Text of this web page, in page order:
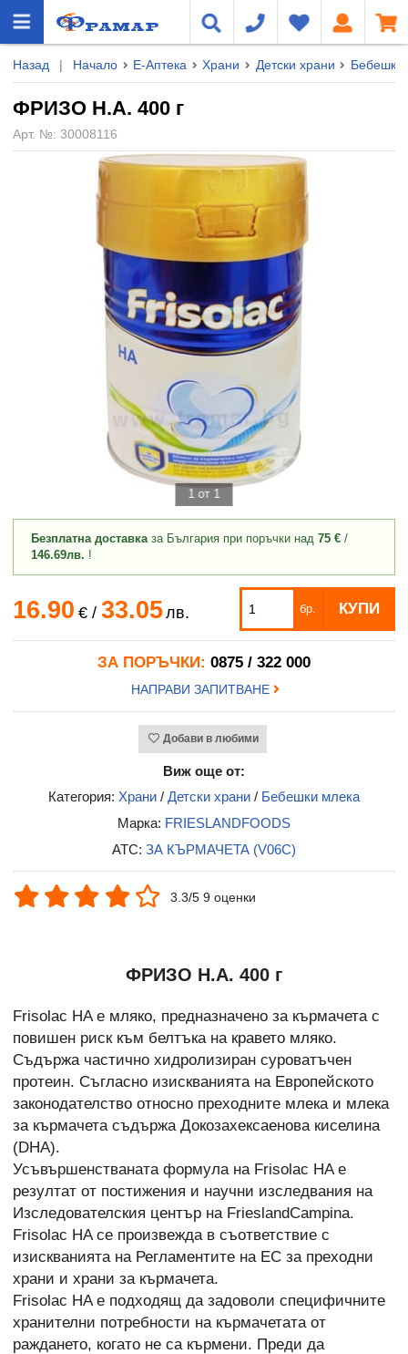
Назад | Начало Е-Аптека Храни Детски храни Бебешки
ФРИЗО Н.А. 400 г
Арт. №: 30008116
1 от 1
Безплатна доставказа България при поръчки над 75 € /
146.69лв. !
16.90 €/ 33.05лв. бр. КУПИ
ЗА ПОРЪЧКИ: 0875 / 322 000
НАПРАВИ ЗАПИТВАНЕ
Добави в любими
Виж още от:
Категория: Храни / Детски храни / Бебешки млека
Марка: FRIESLANDFOODS
ATC: ЗА КЪРМАЧЕТА (V06C)
3.3/5 9 оценки
ФРИЗО Н.А. 400 г
Frisolac HA е мляко, предназначено за кърмачета с
повишен риск към белтъка на кравето мляко.
Съдържа частично хидролизиран суроватъчен
протеин. Съгласно изискванията на Европейското
законодателство относно преходните млека и млека
за кърмачета съдържа Докозахексаенова киселина
(DHA).
Усъвършенстваната формула на Frisolac HA е
резултат от постижения и научни изследвания на
Изследователския център на FrieslandCampina.
Frisolac HA се произвежда в съответствие с
изискванията на Регламентите на ЕС за преходни
храни и храни за кърмачета.
Frisolac HA е подходящ да задоволи специфичните
хранителни потребности на кърмачетата от
раждането, когато не са кърмени. Преди да